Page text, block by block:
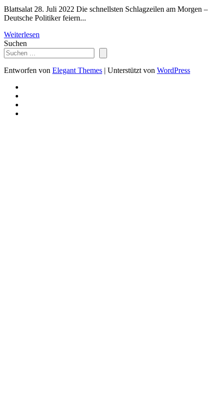
Blattsalat 28. Juli 2022 Die schnellsten Schlagzeilen am Morgen –
Deutsche Politiker feiern...
Weiterlesen
Suchen
Entworfen von Elegant Themes | Unterstützt von WordPress